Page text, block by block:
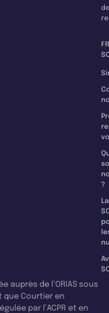
?
La
auprès de l’ORIAS sous
que Courtier en
par l’ACPR et en